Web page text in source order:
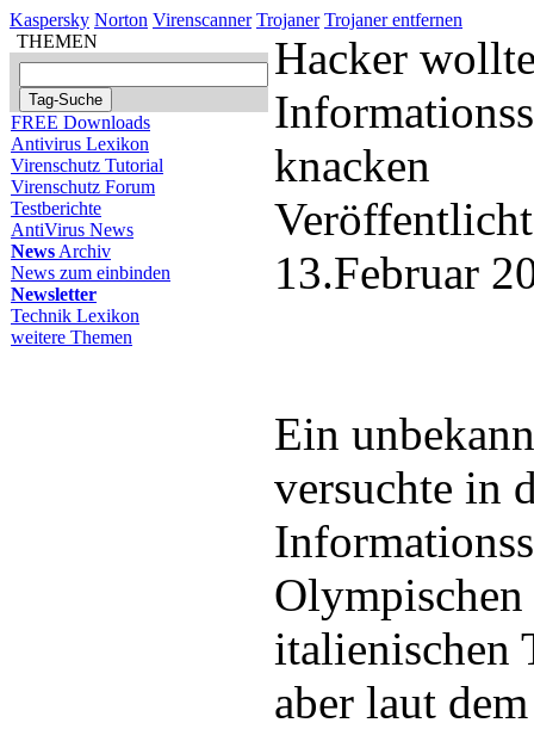
Kaspersky Norton Virenscanner Trojaner Trojaner entfernen
THEMEN
FREE Downloads
Antivirus Lexikon
Virenschutz Tutorial
Virenschutz Forum
Testberichte
AntiVirus News
News Archiv
News zum einbinden
Newsletter
Technik Lexikon
weitere Themen
Hacker
knacken
13.Februar
Ein
versuchte in
italienischen
aber laut dem